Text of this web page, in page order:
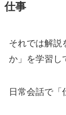
仕事
それでは解説
か」を学習し
日常会話で「